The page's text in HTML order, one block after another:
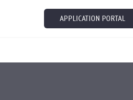
APPLICATION PORTAL